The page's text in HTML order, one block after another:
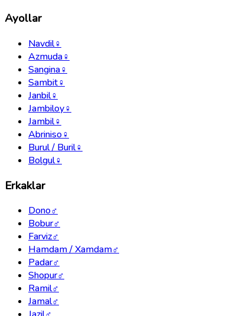
Ayollar
Navdil♀
Azmuda♀
Sangina♀
Sambit♀
Janbil♀
Jambiloy♀
Jambil♀
Abriniso♀
Burul / Buril♀
Bolgul♀
Erkaklar
Dono♂
Bobur♂
Farviz♂
Hamdam / Xamdam♂
Padar♂
Shopur♂
Ramil♂
Jamal♂